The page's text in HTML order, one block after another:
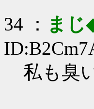
34 ： まじ
私も臭